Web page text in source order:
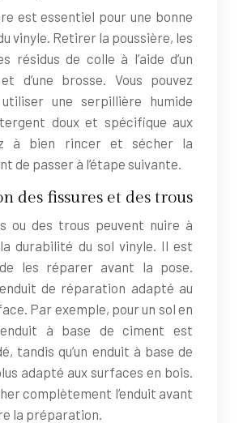
est essentiel pour une bonne
vinyle. Retirer la poussière, les
résidus de colle à l’aide d’un
d’une brosse. Vous pouvez
une serpillière humide
doux et spécifique aux
à bien rincer et sécher la
de passer à l’étape suivante.
des fissures et des trous
ou des trous peuvent nuire à
durabilité du sol vinyle. Il est
les réparer avant la pose.
de réparation adapté au
Par exemple, pour un sol en
à base de ciment est
tandis qu’un enduit à base de
adapté aux surfaces en bois.
complètement l’enduit avant
la préparation.